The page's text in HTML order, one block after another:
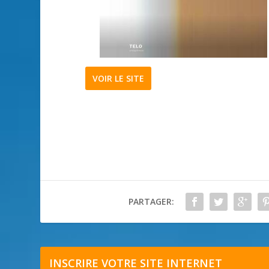
VOIR LE SITE
PARTAGER:
INSCRIRE VOTRE SITE INTERNET